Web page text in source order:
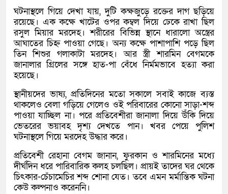
ঘটনাস্থলে গিয়ে দেখা যায়, দুটি কক্ষজুড়ে রক্তের দাগ ছড়িয়ে
রয়েছে। এক কক্ষে খাটের ওপর কম্বল দিয়ে ঢেকে রাখা ছিল
রসুল মিয়ার মরদেহ। শরীরের বিভিন্ন স্থানে ধারালো অস্ত্রের
আঘাতের চিহ্ন পাওয়া গেছে। অন্য কক্ষে পাশাপাশি পড়ে ছিল
তিন শিশুর গলাকাটা মরদেহ। আর স্ত্রী শারমিন বেগমকে
জানালার গ্রিলের সঙ্গে হাত-পা বেঁধে নির্মমভাবে হত্যা করা
হয়েছে।
স্থানীয়দের ভাষ্য, প্রতিদিনের মতো সকালে সবাই কাজে ব্যস্ত
থাকলেও বেলা গড়িয়ে গেলেও ওই পরিবারের কোনো সাড়া-শব্দ
পাওয়া যাচ্ছিল না। পরে প্রতিবেশীরা জানালা দিয়ে উঁকি দিয়ে
ভেতরের ভয়াবহ দৃশ্য দেখতে পান। খবর পেয়ে পুলিশ
ঘটনাস্থলে গিয়ে মরদেহ উদ্ধার করে।
প্রতিবেশী রেহানা বেগম জানান, ফুরকান ও শারমিনের মধ্যে
দীর্ঘদিন ধরে পারিবারিক কলহ চলছিল। প্রায়ই তাদের ঘর থেকে
চিৎকার-চেঁচামেচির শব্দ শোনা যেত। তবে এমন মর্মান্তিক ঘটনা
কেউ কল্পনাও করেননি।